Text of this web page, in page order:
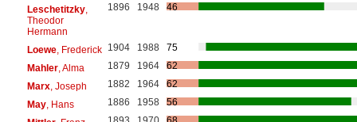
Leschetitzky,
Theodor
Hermann
1896 1948 46
Loewe, Frederick 1904 1988
75
Mahler, Alma 1879 1964
62
Marx, Joseph 1882 1964
62
May, Hans 1886 1958
56